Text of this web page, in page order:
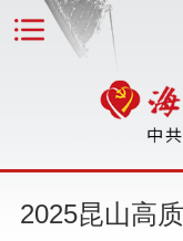
2025昆山高